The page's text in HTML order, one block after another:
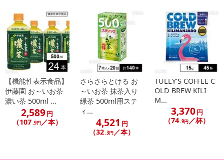
【機能性表示食品】
伊藤園 お～いお茶
濃い茶 500ml ...
2,589円
（107.9円／本）
さらさらとける お
～いお茶 抹茶入り
緑茶 500ml用ステ
ィ...
4,521 円
（32.3円／本）
TULLY’S COFFEE C
OLD BREW KILI
M...
3,370円
（74.9円／杯）